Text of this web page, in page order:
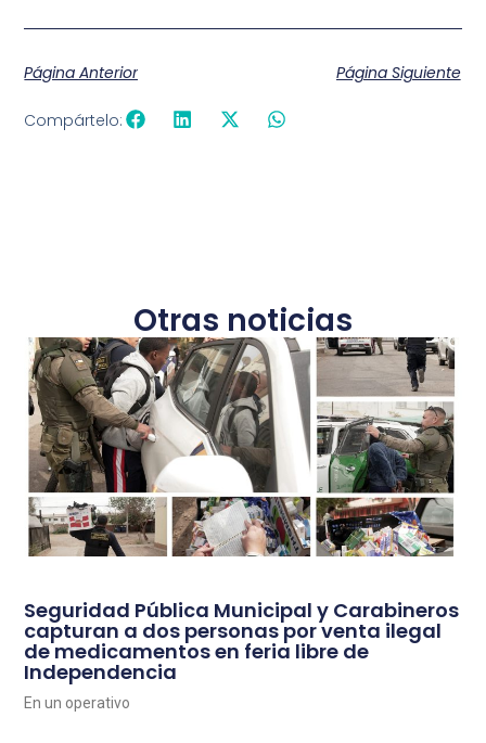
Página Anterior Página Siguiente
Compártelo:
Otras noticias
Seguridad Pública Municipal y Carabineros
capturan a dos personas por venta ilegal
de medicamentos en feria libre de
Independencia
En un operativo